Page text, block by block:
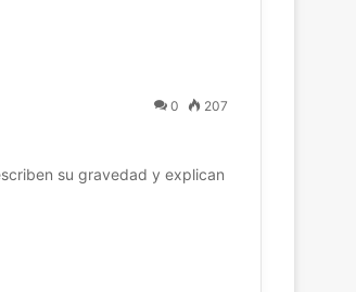
0 207
su gravedad y explican